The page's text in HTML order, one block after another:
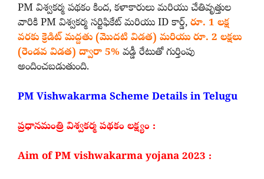
PM విశ్వకర్మ పథకం కింద, కళాకారులు మరియు చేతివృత్తుల
వారికి PM విశ్వకర్మ సర్టిఫికేట్ మరియు ID కార్డ్, రూ. 1 లక్ష
వరకు క్రెడిట్ మద్దతు (మొదటి విడత) మరియు రూ. 2 లక్షలు
(రెండవ విడత) ద్వారా 5% వడ్డీ రేటుతో గుర్తింపు
అందించబడుతుంది.
PM Vishwakarma Scheme Details in Telugu
ప్రధానమంత్రి విశ్వకర్మ పథకం లక్ష్యం :
Aim of PM vishwakarma yojana 2023 :